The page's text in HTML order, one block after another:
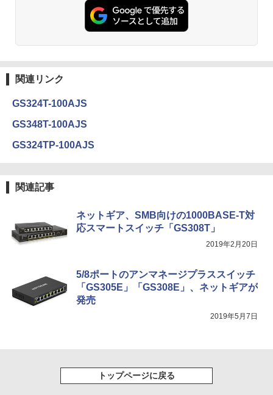
関連リンク
GS324T-100AJS
GS348T-100AJS
GS324TP-100AJS
関連記事
ネットギア、SMB向けの1000BASE-T対
応スマートスイッチ「GS308T」
2019年2月20日
5/8ポートのアンマネージプラススイッチ
「GS305E」「GS308E」、ネットギアが
発売
2019年5月7日
トップページに戻る